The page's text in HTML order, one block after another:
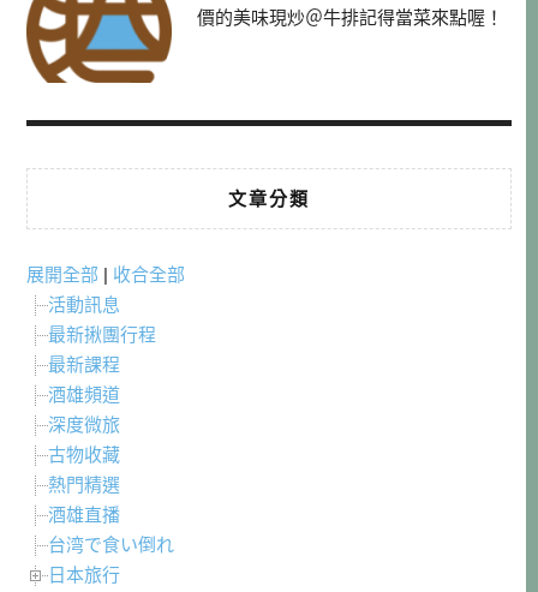
價的美味現炒＠牛排記得當菜來點喔！
文章分類
展開全部 | 收合全部
活動訊息
最新揪團行程
最新課程
酒雄頻道
深度微旅
古物收藏
熱門精選
酒雄直播
台湾で食い倒れ
日本旅行